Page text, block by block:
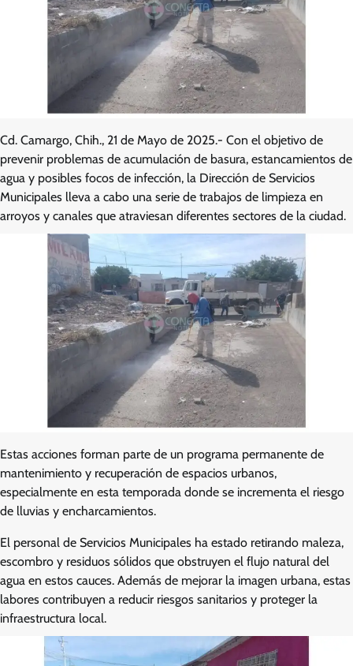
Cd. Camargo, Chih., 21 de Mayo de 2025.- Con el objetivo de
prevenir problemas de acumulación de basura, estancamientos de
agua y posibles focos de infección, la Dirección de Servicios
Municipales lleva a cabo una serie de trabajos de limpieza en
arroyos y canales que atraviesan diferentes sectores de la ciudad.
Estas acciones forman parte de un programa permanente de
mantenimiento y recuperación de espacios urbanos,
especialmente en esta temporada donde se incrementa el riesgo
de lluvias y encharcamientos.
El personal de Servicios Municipales ha estado retirando maleza,
escombro y residuos sólidos que obstruyen el flujo natural del
agua en estos cauces. Además de mejorar la imagen urbana, estas
labores contribuyen a reducir riesgos sanitarios y proteger la
infraestructura local.